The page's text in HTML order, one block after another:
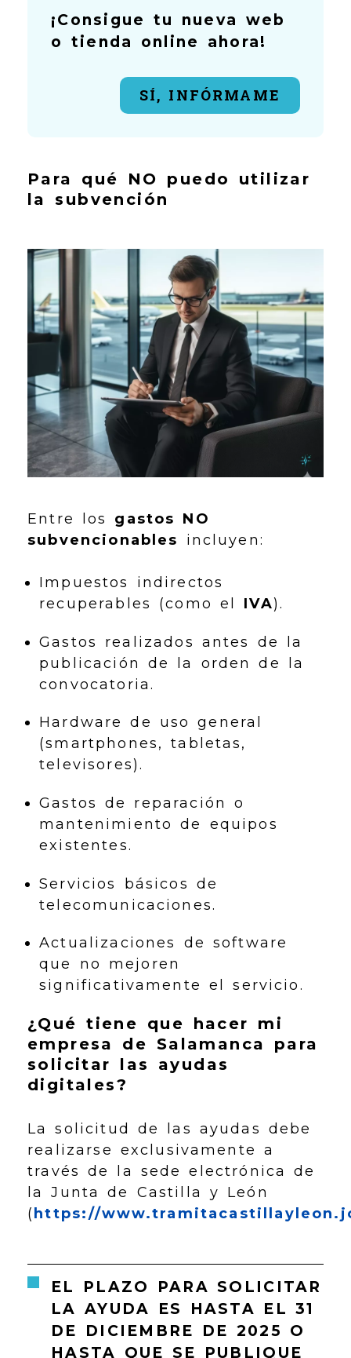
¡Consigue tu nueva web
o tienda online ahora!
SÍ, INFÓRMAME
Para qué NO puedo utilizar
la subvención
Entre los gastos NO
subvencionables
incluyen:
Impuestos indirectos
recuperables (como el IVA).
Gastos realizados antes de la
publicación de la orden de la
convocatoria.
Hardware de uso general
(smartphones, tabletas,
televisores).
Gastos de reparación o
mantenimiento de equipos
existentes.
Servicios básicos de
telecomunicaciones.
Actualizaciones de software
que no mejoren
significativamente el servicio.
¿Qué tiene que hacer mi
empresa de Salamanca para
solicitar las ayudas
digitales?
La solicitud de las ayudas debe
realizarse exclusivamente a
través de la sede electrónica de
la Junta de Castilla y León
( https://
EL PLAZO PARA SOLICITAR
LA AYUDA ES HASTA EL 31
DE DICIEMBRE DE 2025
O
HASTA QUE SE PUBLIQUE